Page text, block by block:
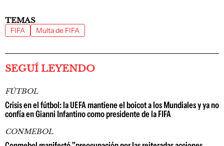
TEMAS
FIFA Multa de FIFA
SEGUÍ LEYENDO
FÚTBOL
Crisis en el fútbol: la UEFA mantiene el boicot a los Mundiales y ya no
confía en Gianni Infantino como presidente de la FIFA
CONMEBOL